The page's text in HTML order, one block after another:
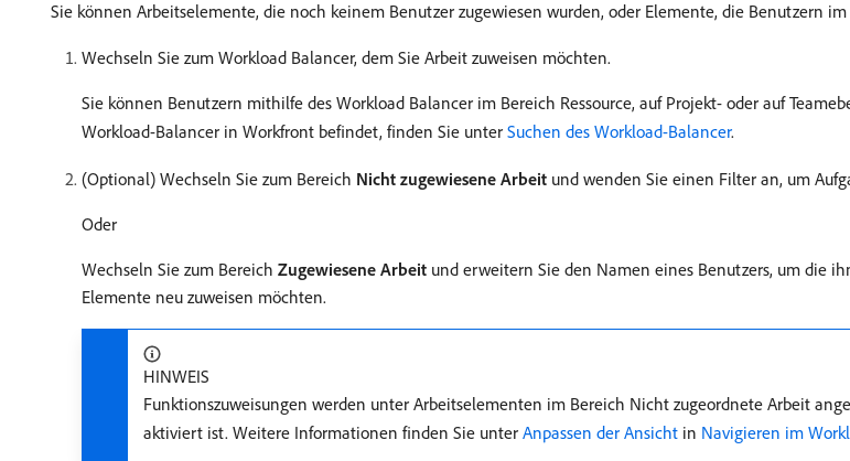
Sie können Arbeitselemente, die noch keinem Benutzer zugewiesen wurden, oder Elemente, die Benutzern
Wechseln Sie zum Workload Balancer, dem Sie Arbeit zuweisen möchten.
Sie können Benutzern mithilfe des Workload Balancer im Bereich Ressource, auf Projekt- oder auf
Workload-Balancer in Workfront befindet, finden Sie unter Suchen des Workload-Balancer.
(Optional) Wechseln Sie zum Bereich Nicht zugewiesene Arbeit und wenden Sie einen Filter an, um
Oder
Wechseln Sie zum Bereich Zugewiesene Arbeit und erweitern Sie den Namen eines Benutzers, um die
Elemente neu zuweisen möchten.
HINWEIS
Funktionszuweisungen werden unter Arbeitselementen im Bereich Nicht zugeordnete Arbeit
aktiviert ist. Weitere Informationen finden Sie unter Anpassen der Ansicht in Navigieren im